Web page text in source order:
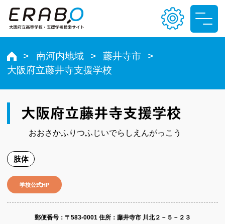
文字サイズ
南河内地域
藤井寺市
大阪府立藤井寺支援学校
大阪府立藤井寺支援学校
おおさかふりつふじいでらしえんがっこう
肢体
学校公式HP
郵便番号​：〒583-0001 住所：藤井寺市 川北２－５－２３